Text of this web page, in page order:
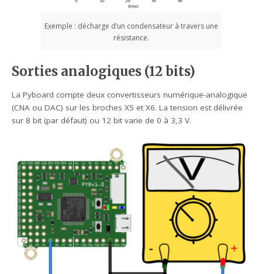
Exemple : décharge d’un condensateur à travers une
résistance.
Sorties analogiques (12 bits)
La Pyboard compte deux convertisseurs numérique-analogique
(CNA ou DAC) sur les broches X5 et X6. La tension est délivrée
sur 8 bit (par défaut) ou 12 bit varie de 0 à 3,3 V.